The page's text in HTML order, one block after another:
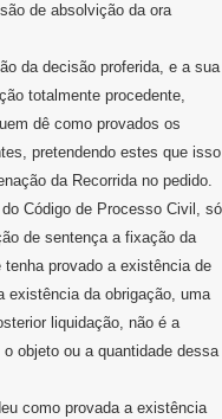
de absolvição da ora
da decisão proferida, e a sua
totalmente procedente,
dê como provados os
pretendendo estes que isso
da Recorrida no pedido.
Código de Processo Civil, só
de sentença a fixação da
provado a existência de
existência da obrigação, uma
liquidação, não é a
objeto ou a quantidade dessa
como provada a existência